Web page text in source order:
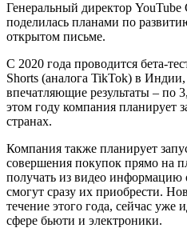
Генеральный директор
поделилась планами по
открытом письме.
С 2020 года проводится бета-
Shorts (аналога TikTok) в
впечатляющие результаты – по
этом году компания планирует
странах.
Компания также планирует
совершения покупок прямо на
получать из видео информацию
смогут сразу их приобрести.
течение этого года, сейчас уже
сфере бьюти и электроники.